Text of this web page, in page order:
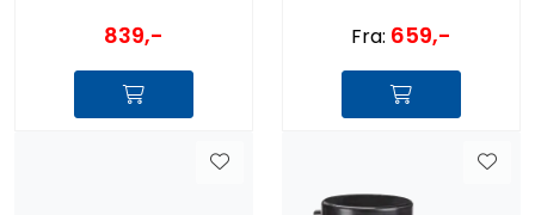
839,- Fra: 659,-